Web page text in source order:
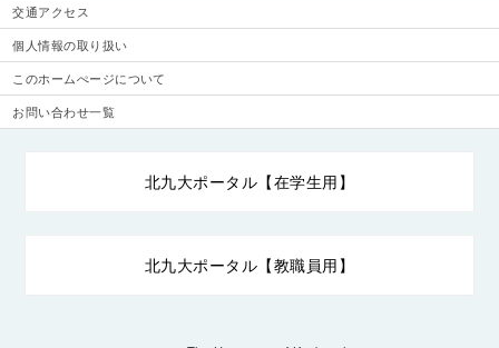
交通アクセス
個人情報の取り扱い
このホームぺージについて
お問い合わせ一覧
北九大ポータル【在学生用】
北九大ポータル【教職員用】